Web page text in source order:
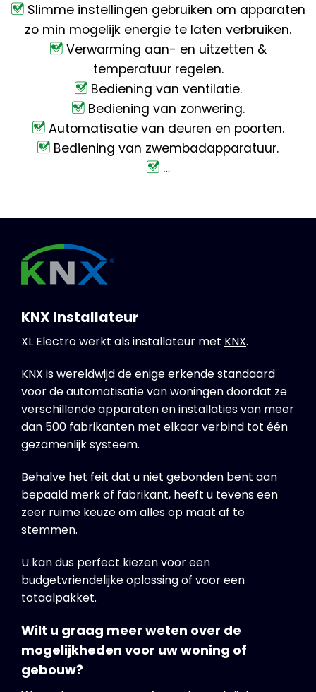
Slimme instellingen gebruiken om apparaten
zo min mogelijk energie te laten verbruiken.
Verwarming aan- en uitzetten &
temperatuur regelen.
Bediening van ventilatie.
Bediening van zonwering.
Automatisatie van deuren en poorten.
Bediening van zwembadapparatuur.
…
KNX Installateur
XL Electro werkt als installateur met KNX.
KNX is wereldwijd de enige erkende standaard
voor de automatisatie van woningen doordat ze
verschillende apparaten en installaties van meer
dan 500 fabrikanten met elkaar verbind tot één
gezamenlijk systeem.
Behalve het feit dat u niet gebonden bent aan
bepaald merk of fabrikant, heeft u tevens een
zeer ruime keuze om alles op maat af te
stemmen.
U kan dus perfect kiezen voor een
budgetvriendelijke oplossing of voor een
totaalpakket.
Wilt u graag meer weten over de
mogelijkheden voor uw woning of
gebouw?